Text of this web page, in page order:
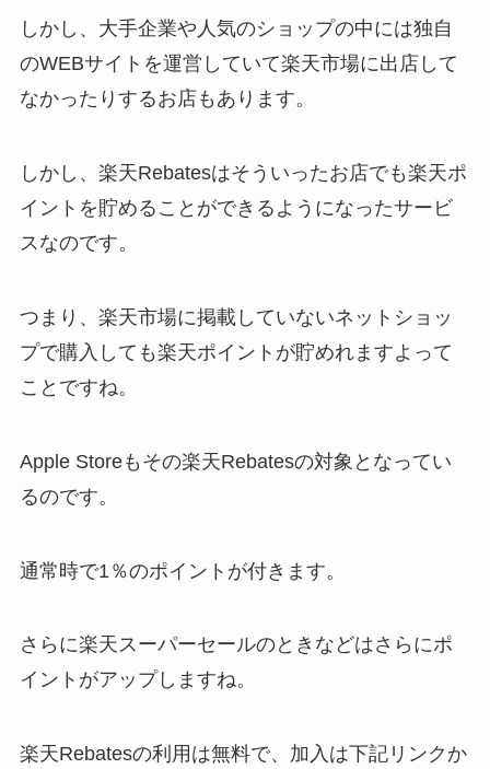
しかし、大手企業や人気のショップの中には独自
のWEBサイトを運営していて楽天市場に出店して
なかったりするお店もあります。
しかし、楽天Rebatesはそういったお店でも楽天ポ
イントを貯めることができるようになったサービ
スなのです。
つまり、 楽天市場に掲載していないネットショッ
プで購入しても楽天ポイントが貯めれますよ って
ことですね。
Apple Storeもその楽天Rebatesの対象となってい
るのです。
通常時で1％のポイントが付きます。
さらに楽天スーパーセールのときなどはさらにポ
イントがアップしますね。
楽天Rebatesの利用は無料で、加入は下記リンクか